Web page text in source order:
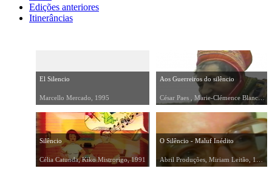
Edições anteriores
Itinerâncias
El Silencio
Marcello Mercado, 1995
Aos Guerreiros do silêncio
César Paes , Marie-Clémence Blanc Paes, 1992
Silêncio
Célia Catunda, Kiko Mistrorigo, 1991
O Silêncio - Maluf Inédito